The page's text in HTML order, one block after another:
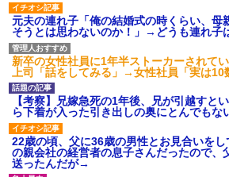
元夫の連れ子「俺の結婚式の時くらい、母
そうとは思わないのか！」→どうも連れ子
新卒の女性社員に1年半ストーカーされて
上司「話をしてみる」→女性社員「実は10
【考察】兄嫁急死の1年後、兄が引越すと
ら下着が入った引き出しの奥にとんでもな
22歳の頃、父に36歳の男性とお見合いを
の親会社の経営者の息子さんだったので、
送ったんだが→